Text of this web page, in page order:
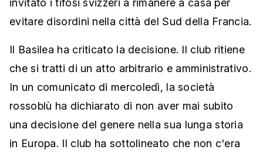
invitato i tifosi svizzeri a rimanere a casa per
evitare disordini nella città del Sud della Francia.
Il Basilea ha criticato la decisione. Il club ritiene
che si tratti di un atto arbitrario e amministrativo.
In un comunicato di mercoledì, la società
rossoblù ha dichiarato di non aver mai subito
una decisione del genere nella sua lunga storia
in Europa. Il club ha sottolineato che non c'era